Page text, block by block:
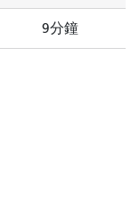
9分鐘